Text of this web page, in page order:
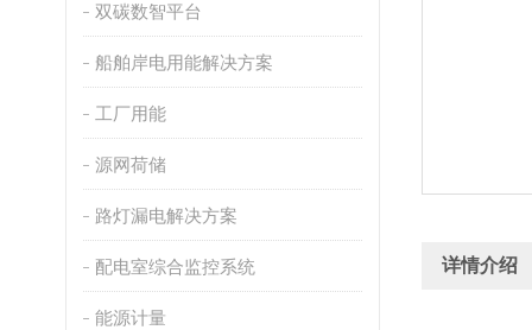
双碳数智平台
船舶岸电用能解决方案
工厂用能
源网荷储
路灯漏电解决方案
配电室综合监控系统
能源计量
详情介绍